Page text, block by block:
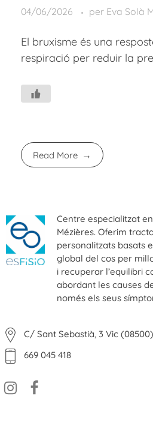
04/06/2026 per Eva Solà
El bruxisme és una
respiració per reduir la
Read More
Centre especialitzat
Mézières. Oferim
personalitzats basats
global del cos per
i recuperar l’equilibri
abordant les causes
només els seus
C/ Sant Sebastià, 3 Vic
669 045 418